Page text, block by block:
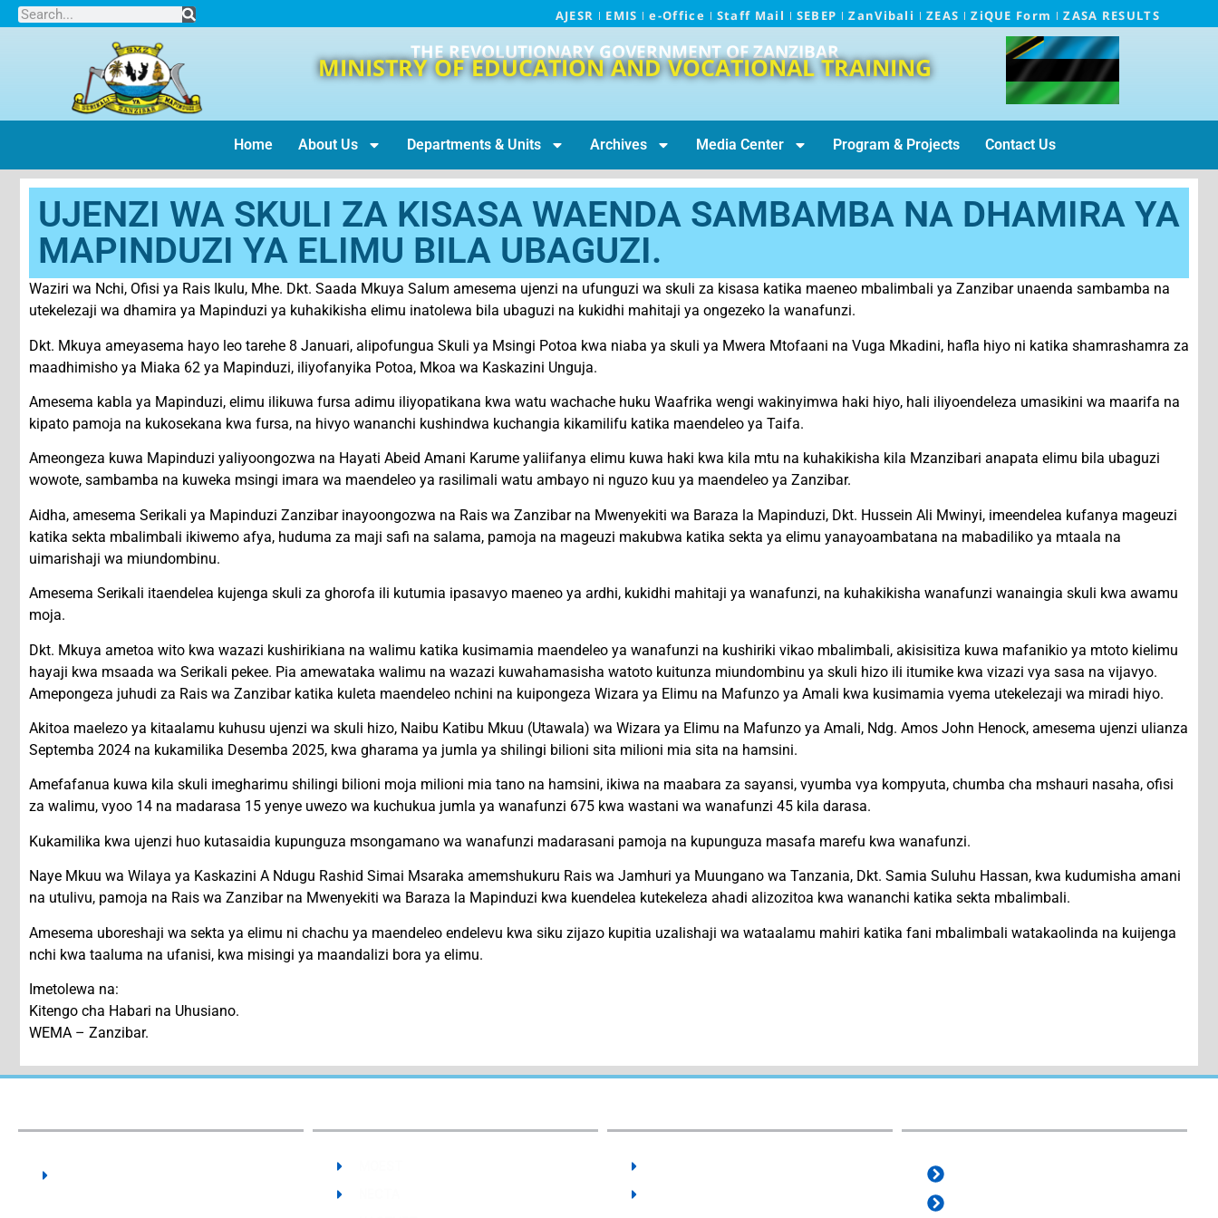
AJESR EMIS e-Office Staff Mail SEBEP ZanVibali ZEAS ZiQUE Form ZASA RESULTS
THE REVOLUTIONARY GOVERNMENT OF ZANZIBAR
MINISTRY OF EDUCATION AND VOCATIONAL TRAINING
Home About Us Departments & Units Archives Media Center Program & Projects Contact Us
UJENZI WA SKULI ZA KISASA WAENDA SAMBAMBA NA DHAMIRA YA
MAPINDUZI YA ELIMU BILA UBAGUZI.
Waziri wa Nchi, Ofisi ya Rais Ikulu, Mhe. Dkt. Saada Mkuya Salum amesema ujenzi na ufunguzi wa skuli za kisasa katika maeneo mbalimbali ya Zanzibar unaenda sambamba na
utekelezaji wa dhamira ya Mapinduzi ya kuhakikisha elimu inatolewa bila ubaguzi na kukidhi mahitaji ya ongezeko la wanafunzi.
Dkt. Mkuya ameyasema hayo leo tarehe 8 Januari, alipofungua Skuli ya Msingi Potoa kwa niaba ya skuli ya Mwera Mtofaani na Vuga Mkadini, hafla hiyo ni katika shamrashamra za
maadhimisho ya Miaka 62 ya Mapinduzi, iliyofanyika Potoa, Mkoa wa Kaskazini Unguja.
Amesema kabla ya Mapinduzi, elimu ilikuwa fursa adimu iliyopatikana kwa watu wachache huku Waafrika wengi wakinyimwa haki hiyo, hali iliyoendeleza umasikini wa maarifa na
kipato pamoja na kukosekana kwa fursa, na hivyo wananchi kushindwa kuchangia kikamilifu katika maendeleo ya Taifa.
Ameongeza kuwa Mapinduzi yaliyoongozwa na Hayati Abeid Amani Karume yaliifanya elimu kuwa haki kwa kila mtu na kuhakikisha kila Mzanzibari anapata elimu bila ubaguzi
wowote, sambamba na kuweka msingi imara wa maendeleo ya rasilimali watu ambayo ni nguzo kuu ya maendeleo ya Zanzibar.
Aidha, amesema Serikali ya Mapinduzi Zanzibar inayoongozwa na Rais wa Zanzibar na Mwenyekiti wa Baraza la Mapinduzi, Dkt. Hussein Ali Mwinyi, imeendelea kufanya mageuzi
katika sekta mbalimbali ikiwemo afya, huduma za maji safi na salama, pamoja na mageuzi makubwa katika sekta ya elimu yanayoambatana na mabadiliko ya mtaala na
uimarishaji wa miundombinu.
Amesema Serikali itaendelea kujenga skuli za ghorofa ili kutumia ipasavyo maeneo ya ardhi, kukidhi mahitaji ya wanafunzi, na kuhakikisha wanafunzi wanaingia skuli kwa awamu
moja.
Dkt. Mkuya ametoa wito kwa wazazi kushirikiana na walimu katika kusimamia maendeleo ya wanafunzi na kushiriki vikao mbalimbali, akisisitiza kuwa mafanikio ya mtoto kielimu
hayaji kwa msaada wa Serikali pekee. Pia amewataka walimu na wazazi kuwahamasisha watoto kuitunza miundombinu ya skuli hizo ili itumike kwa vizazi vya sasa na vijavyo.
Amepongeza juhudi za Rais wa Zanzibar katika kuleta maendeleo nchini na kuipongeza Wizara ya Elimu na Mafunzo ya Amali kwa kusimamia vyema utekelezaji wa miradi hiyo.
Akitoa maelezo ya kitaalamu kuhusu ujenzi wa skuli hizo, Naibu Katibu Mkuu (Utawala) wa Wizara ya Elimu na Mafunzo ya Amali, Ndg. Amos John Henock, amesema ujenzi ulianza
Septemba 2024 na kukamilika Desemba 2025, kwa gharama ya jumla ya shilingi bilioni sita milioni mia sita na hamsini.
Amefafanua kuwa kila skuli imegharimu shilingi bilioni moja milioni mia tano na hamsini, ikiwa na maabara za sayansi, vyumba vya kompyuta, chumba cha mshauri nasaha, ofisi
za walimu, vyoo 14 na madarasa 15 yenye uwezo wa kuchukua jumla ya wanafunzi 675 kwa wastani wa wanafunzi 45 kila darasa.
Kukamilika kwa ujenzi huo kutasaidia kupunguza msongamano wa wanafunzi madarasani pamoja na kupunguza masafa marefu kwa wanafunzi.
Naye Mkuu wa Wilaya ya Kaskazini A Ndugu Rashid Simai Msaraka amemshukuru Rais wa Jamhuri ya Muungano wa Tanzania, Dkt. Samia Suluhu Hassan, kwa kudumisha amani
na utulivu, pamoja na Rais wa Zanzibar na Mwenyekiti wa Baraza la Mapinduzi kwa kuendelea kutekeleza ahadi alizozitoa kwa wananchi katika sekta mbalimbali.
Amesema uboreshaji wa sekta ya elimu ni chachu ya maendeleo endelevu kwa siku zijazo kupitia uzalishaji wa wataalamu mahiri katika fani mbalimbali watakaolinda na kuijenga
nchi kwa taaluma na ufanisi, kwa misingi ya maandalizi bora ya elimu.
Imetolewa na:
Kitengo cha Habari na Uhusiano.
WEMA – Zanzibar.